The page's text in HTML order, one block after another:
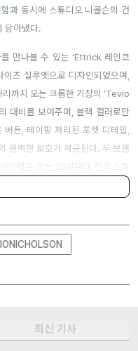
과 동시에 스튜디오 니콜슨의 건
담아냈다.
만나볼 수 있는 ‘Ettrick 레인코
즈 실루엣으로 디자인되었으며,
까지 오는 크롭한 기장의 ‘Tevio
대비를 보여주며, 블랙 컬러로만
튼, 테이핑 처리된 포켓 디테일,
완벽한 보호가 제공된다. 두 브랜
이템은 오는 23일부터 전국 스튜
만나볼 수 있다.
최신 기사